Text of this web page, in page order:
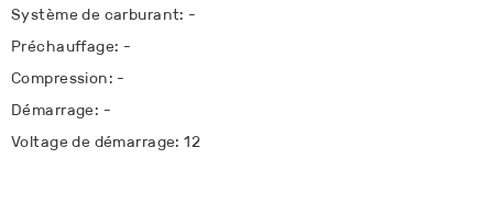
Système de carburant: -
Préchauffage: -
Compression: -
Démarrage: -
Voltage de démarrage: 12